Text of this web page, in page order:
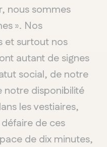
nous sommes
». Nos
et surtout nos
autant de signes
social, de notre
notre disponibilité
les vestiaires,
de ces
de dix minutes,